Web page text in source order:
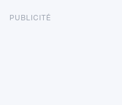
PUBLICITÉ